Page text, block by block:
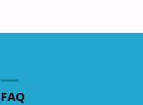
FAQ